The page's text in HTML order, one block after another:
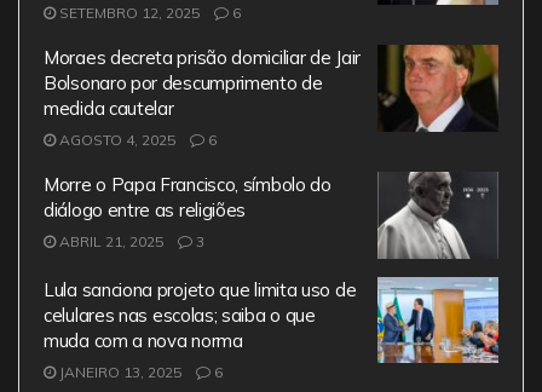
SETEMBRO 12, 2025 6
Moraes decreta prisão domiciliar de Jair
Bolsonaro por descumprimento de
medida cautelar
AGOSTO 4, 2025 6
Morre o Papa Francisco, símbolo do
diálogo entre as religiões
ABRIL 21, 2025 3
Lula sanciona projeto que limita uso de
celulares nas escolas; saiba o que
muda com a nova norma
JANEIRO 13, 2025 6